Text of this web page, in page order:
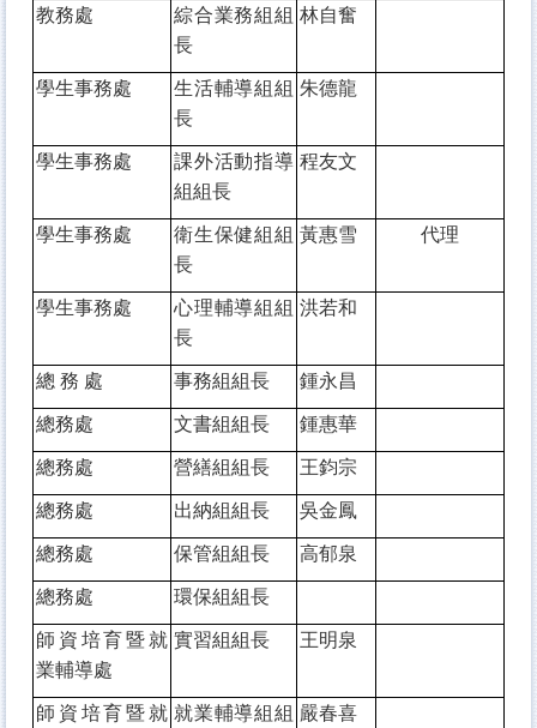
教務處
綜合業務組組
長
林自奮
學生事務處
生活輔導組組
長
朱德龍
學生事務處
課外活動指導
組組長
程友文
學生事務處
衛生保健組組
長
黃惠雪 代理
學生事務處
心理輔導組組
長
洪若和
總 務 處 事務組組長
鍾永昌
總務處
文書組組長
鍾惠華
總務處
營繕組組長
王鈞宗
總務處
出納組組長
吳金鳳
總務處
保管組組長
高郁泉
總務處
環保組組長
師資培育暨就
業輔導處
實習組組長 王明泉
師資培育暨就 就業輔導組組 嚴春喜